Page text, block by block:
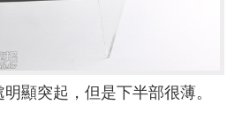
顯突起，但是下半部很薄。